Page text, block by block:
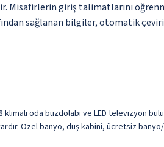
Misafirlerin giriş talimatlarını
sağlanan bilgiler, otomatik
oda buzdolabı ve LED televizyon
Özel banyo, duş kabini, ücretsiz